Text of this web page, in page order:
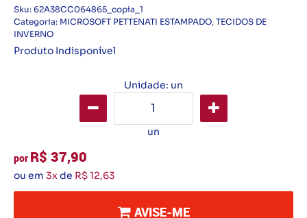
Sku: 62A38CC064865_copia_1
Categoria: MICROSOFT PETTENATI ESTAMPADO, TECIDOS DE
INVERNO
Produto Indisponível
Unidade: un
un
por R$ 37,90
ou em 3xde R$ 12,63
AVISE-ME